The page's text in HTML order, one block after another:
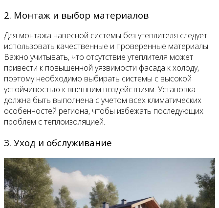
2. Монтаж и выбор материалов
Для монтажа навесной системы без утеплителя следует
использовать качественные и проверенные материалы.
Важно учитывать, что отсутствие утеплителя может
привести к повышенной уязвимости фасада к холоду,
поэтому необходимо выбирать системы с высокой
устойчивостью к внешним воздействиям. Установка
должна быть выполнена с учетом всех климатических
особенностей региона, чтобы избежать последующих
проблем с теплоизоляцией.
3. Уход и обслуживание